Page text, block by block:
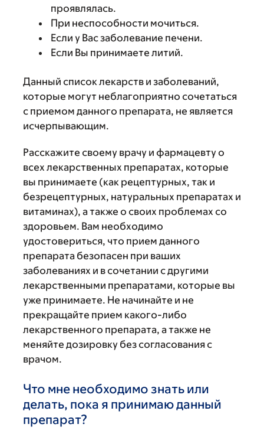
проявлялась.
При неспособности мочиться.
Если у Вас заболевание печени.
Если Вы принимаете литий.
Данный список лекарств и заболеваний,
которые могут неблагоприятно сочетаться
с приемом данного препарата, не является
исчерпывающим.
Расскажите своему врачу и фармацевту о
всех лекарственных препаратах, которые
вы принимаете (как рецептурных, так и
безрецептурных, натуральных препаратах и
витаминах), а также о своих проблемах со
здоровьем. Вам необходимо
удостовериться, что прием данного
препарата безопасен при ваших
заболеваниях и в сочетании с другими
лекарственными препаратами, которые вы
уже принимаете. Не начинайте и не
прекращайте прием какого-либо
лекарственного препарата, а также не
меняйте дозировку без согласования с
врачом.
Что мне необходимо знать или
делать, пока я принимаю данный
препарат?